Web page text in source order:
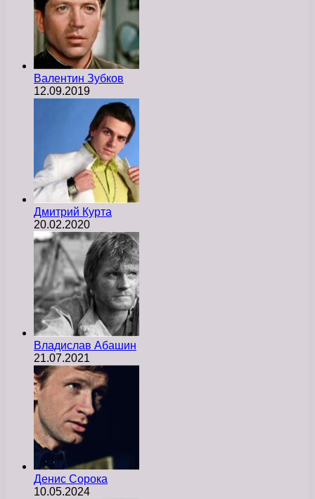
Валентин Зубков
12.09.2019
Дмитрий Курта
20.02.2020
Владислав Абашин
21.07.2021
Денис Сорока
10.05.2024